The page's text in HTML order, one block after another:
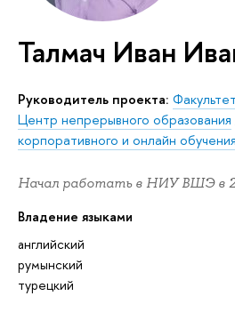
Талмач Иван
Руководитель проекта:
Центр непрерывного образования
корпоративного и онлайн обучения
Начал работать в НИУ ВШЭ в
Владение языками
английский
румынский
турецкий